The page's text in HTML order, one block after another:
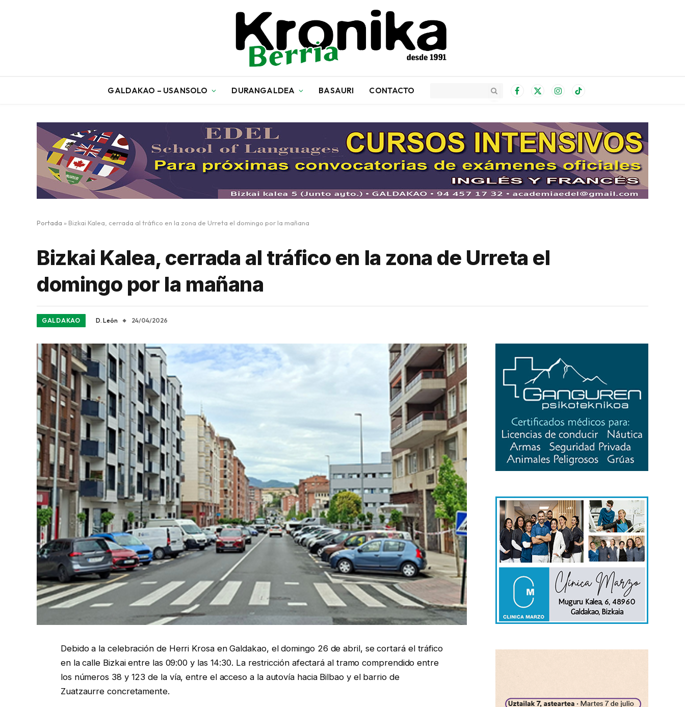
GALDAKAO – USANSOLO DURANGALDEA BASAURI CONTACTO Facebook
X
InstagramTikTok
Portada » Bizkai Kalea, cerrada al tráfico en la zona de Urreta el domingo por la mañana
Bizkai Kalea, cerrada al tráfico en la zona de Urreta el
domingo por la mañana
GALDAKAO D. León 24/04/2026
Debido a la celebración de Herri Krosa en Galdakao, el domingo 26 de abril, se cortará el tráfico
en la calle Bizkai entre las 09:00 y las 14:30. La restricción afectará al tramo comprendido entre
los números 38 y 123 de la vía, entre el acceso a la autovía hacia Bilbao y el barrio de
Zuatzaurre concretamente.